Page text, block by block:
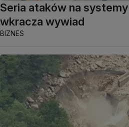
Seria ataków na
wkracza wywiad
BIZNES